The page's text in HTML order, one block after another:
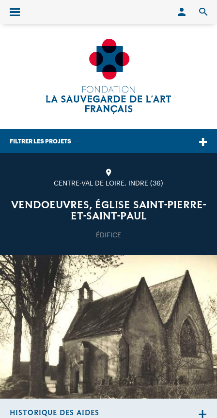
Ouvrir/fermer le menu
FILTRER LES PROJETS
CENTRE-VAL DE LOIRE, INDRE (36)
VENDOEUVRES, ÉGLISE SAINT-PIERRE-
ET-SAINT-PAUL
ÉDIFICE
HISTORIQUE DES AIDES